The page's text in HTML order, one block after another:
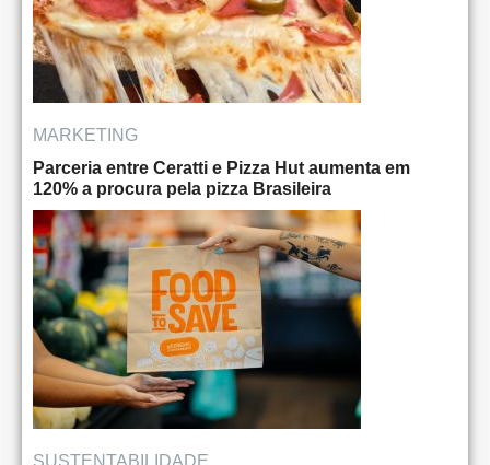
MARKETING
Parceria entre Ceratti e Pizza Hut aumenta em
120% a procura pela pizza Brasileira
SUSTENTABILIDADE